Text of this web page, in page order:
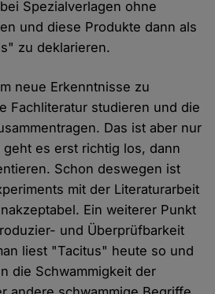
Spezialverlagen ohne
und diese Produkte dann als
zu deklarieren.
neue Erkenntnisse zu
Fachliteratur studieren und die
Das ist aber nur
es erst richtig los, dann
Schon deswegen ist
mit der Literaturarbeit
Ein weiterer Punkt
und Überprüfbarkeit
liest "Tacitus" heute so und
die Schwammigkeit der